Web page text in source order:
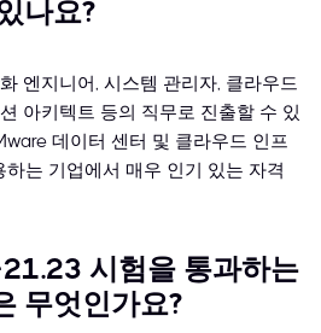
나요?
엔지니어, 시스템 관리자, 클라우드
아키텍트 등의 직무로 진출할 수 있
데이터 센터 및 클라우드 인프
는 기업에서 매우 인기 있는 자격
시험을 통과하는
무엇인가요?